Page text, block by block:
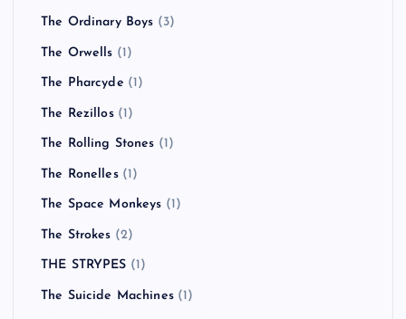
The Ordinary Boys (3)
The Orwells (1)
The Pharcyde (1)
The Rezillos(1)
The Rolling Stones (1)
The Ronelles(1)
The Space Monkeys (1)
The Strokes (2)
THE STRYPES (1)
The Suicide Machines(1)